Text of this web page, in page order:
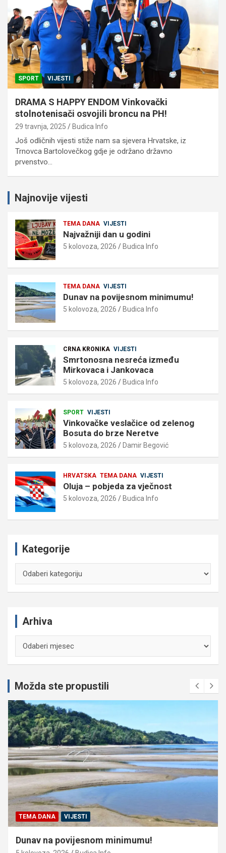
SPORT VIJESTI
DRAMA S HAPPY ENDOM Vinkovački
stolnotenisači osvojili broncu na PH!
29 travnja, 2025 Budica Info
Još odličnih vijesti stiže nam sa sjevera Hrvatske, iz
Trnovca Bartolovečkog gdje je održano državno
prvenstvo…
Najnovije vijesti
TEMA DANA VIJESTI
Najvažniji dan u godini
5 kolovoza, 2026 Budica Info
TEMA DANA VIJESTI
Dunav na povijesnom minimumu!
5 kolovoza, 2026 Budica Info
CRNA KRONIKA VIJESTI
Smrtonosna nesreća između
Mirkovaca i Jankovaca
5 kolovoza, 2026 Budica Info
SPORT VIJESTI
Vinkovačke veslačice od zelenog
Bosuta do brze Neretve
5 kolovoza, 2026 Damir Begović
HRVATSKA TEMA DANA VIJESTI
Oluja – pobjeda za vječnost
5 kolovoza, 2026 Budica Info
Kategorije
Arhiva
Možda ste propustili
TEMA DANA VIJESTI
Dunav na povijesnom minimumu!